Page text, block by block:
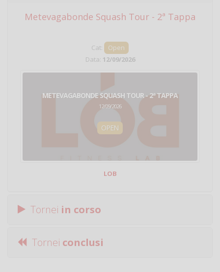
Metevagabonde Squash Tour - 2ª Tappa
Cat:
Open
Data: 12/09/2026
METEVAGABONDE SQUASH TOUR - 2ª TAPPA
12/09/2026
OPEN
LOB
Tornei in corso
Tornei conclusi